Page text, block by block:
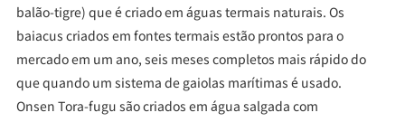
balão-tigre) que é criado em águas termais naturais. Os
baiacus criados em fontes termais estão prontos para o
mercado em um ano, seis meses completos mais rápido do
que quando um sistema de gaiolas marítimas é usado.
Onsen Tora-fugu são criados em água salgada com